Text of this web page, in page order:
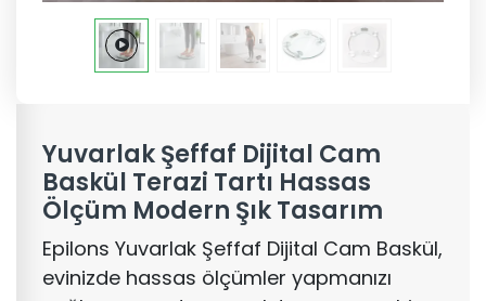
Yuvarlak Şeffaf Dijital Cam
Baskül Terazi Tartı Hassas
Ölçüm Modern Şık Tasarım
Epilons Yuvarlak Şeffaf Dijital Cam Baskül,
evinizde hassas ölçümler yapmanızı